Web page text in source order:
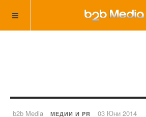
b2b Media МЕДИИ И PR 03 Юни 2014